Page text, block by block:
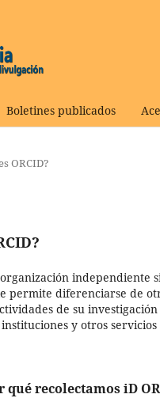
Boletines publicados
ORCID?
organización
permite diferenciarse de
de su
y otros
qué recolectamos iD